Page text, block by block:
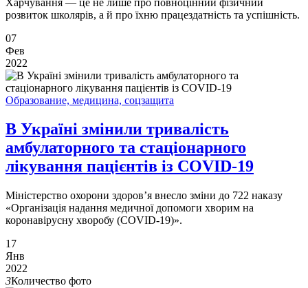
розвиток школярів, а й про їхню працездатність та успішність.
07
Фев
2022
Образование, медицина, соцзащита
В Україні змінили тривалість
амбулаторного та стаціонарного
лікування пацієнтів із COVID-19
Міністерство охорони здоров’я внесло зміни до 722 наказу
«Організація надання медичної допомоги хворим на
коронавірусну хворобу (COVID-19)».
17
Янв
2022
3Количество фото